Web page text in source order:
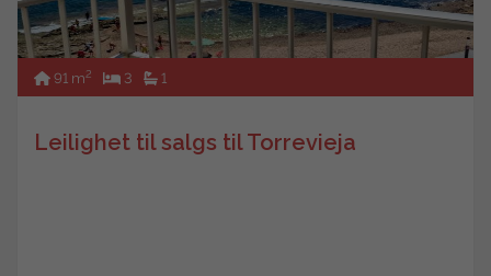
91 m2 3 1
Leilighet til salgs til Torrevieja